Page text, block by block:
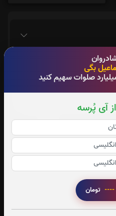
بگی
صلوات سهیم کنید
آی پُرسه
----
: 307